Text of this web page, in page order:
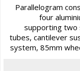
Parallelogram
four
supporting two
tubes, cantilever
system, 85mm